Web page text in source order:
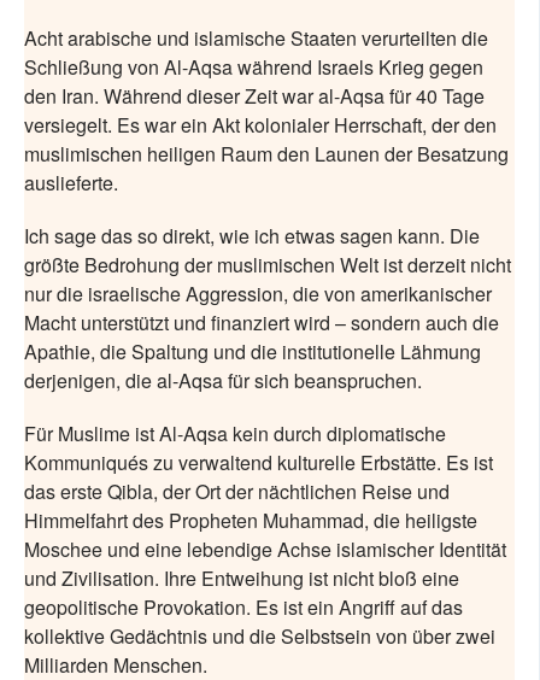
Acht arabische und islamische Staaten verurteilten die
Schließung von Al-Aqsa während Israels Krieg gegen
den Iran. Während dieser Zeit war al-Aqsa für 40 Tage
versiegelt. Es war ein Akt kolonialer Herrschaft, der den
muslimischen heiligen Raum den Launen der Besatzung
auslieferte.
Ich sage das so direkt, wie ich etwas sagen kann. Die
größte Bedrohung der muslimischen Welt ist derzeit nicht
nur die israelische Aggression, die von amerikanischer
Macht unterstützt und finanziert wird – sondern auch die
Apathie, die Spaltung und die institutionelle Lähmung
derjenigen, die al-Aqsa für sich beanspruchen.
Für Muslime ist Al-Aqsa kein durch diplomatische
Kommuniqués zu verwaltend kulturelle Erbstätte. Es ist
das erste Qibla, der Ort der nächtlichen Reise und
Himmelfahrt des Propheten Muhammad, die heiligste
Moschee und eine lebendige Achse islamischer Identität
und Zivilisation. Ihre Entweihung ist nicht bloß eine
geopolitische Provokation. Es ist ein Angriff auf das
kollektive Gedächtnis und die Selbstsein von über zwei
Milliarden Menschen.